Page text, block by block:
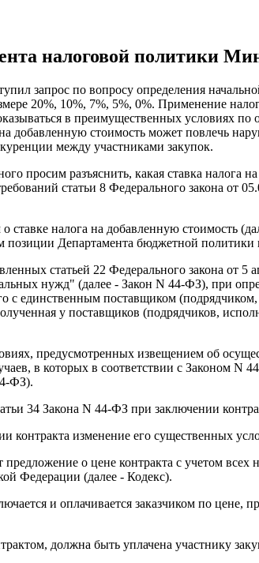
налоговой политики
запрос по вопросу определения
20%, 10%, 7%, 5%, 0%. Применение
в преимущественных условиях
добавленную стоимость может повлечь
между участниками закупок.
просим разъяснить, какая ставка налога
статьи 8 Федерального закона от
ставке налога на добавленную стоимость
позиции Департамента бюджетной
статьей 22 Федерального закона от 5
нужд" (далее - Закон N 44-ФЗ), при
с единственным поставщиком
у поставщиков (подрядчиков,
предусмотренных извещением об
в которых в соответствии с Законом
ФЗ).
34 Закона N 44-ФЗ при заключении
контракта изменение его существенных
о цене контракта с учетом
Федерации (далее - Кодекс).
и оплачивается заказчиком по
должна быть уплачена участнику